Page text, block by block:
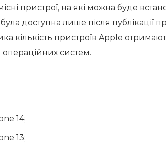
пристрої, на які можна буде
доступна лише після публікації
кількість пристроїв Apple
систем.
14;
13;